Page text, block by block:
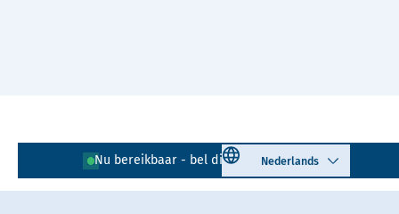
Nu bereikbaar - bel direct! 0475 - 410 139
Select language
Lees voor Uitleg woorden
Simpele tekst